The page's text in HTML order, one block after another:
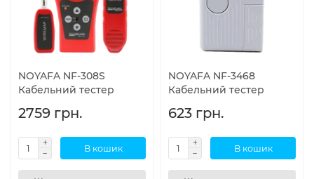
NOYAFA NF-308S
Кабельний тестер
2759 грн.
В кошик
NOYAFA NF-3468
Кабельний тестер
623 грн.
В кошик